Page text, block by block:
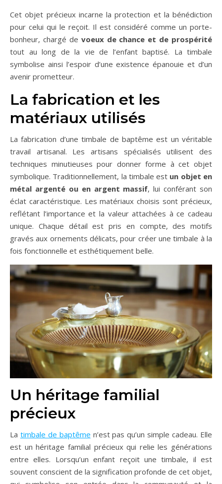
Cet objet précieux incarne la protection et la bénédiction
pour celui qui le reçoit. Il est considéré comme un porte-
bonheur, chargé de voeux de chance et de prospérité
tout au long de la vie de l’enfant baptisé. La timbale
symbolise ainsi l’espoir d’une existence épanouie et d’un
avenir prometteur.
La fabrication et les
matériaux utilisés
La fabrication d’une timbale de baptême est un véritable
travail artisanal. Les artisans spécialisés utilisent des
techniques minutieuses pour donner forme à cet objet
symbolique. Traditionnellement, la timbale est un objet en
métal argenté ou en argent massif, lui conférant son
éclat caractéristique. Les matériaux choisis sont précieux,
reflétant l’importance et la valeur attachées à ce cadeau
unique. Chaque détail est pris en compte, des motifs
gravés aux ornements délicats, pour créer une timbale à la
fois fonctionnelle et esthétiquement belle.
Un héritage familial
précieux
La timbale de baptême n’est pas qu’un simple cadeau. Elle
est un héritage familial précieux qui relie les générations
entre elles. Lorsqu’un enfant reçoit une timbale, il est
souvent conscient de la signification profonde de cet objet,